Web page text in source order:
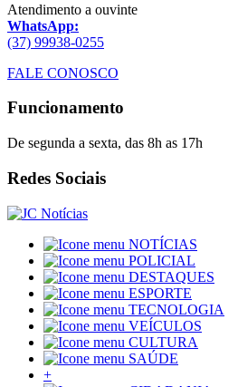
Atendimento a ouvinte
WhatsApp:
(37) 99938-0255
FALE CONOSCO
Funcionamento
De segunda a sexta, das 8h as 17h
Redes Sociais
NOTÍCIAS
POLICIAL
DESTAQUES
ESPORTE
TECNOLOGIA
VEÍCULOS
CULTURA
SAÚDE
+